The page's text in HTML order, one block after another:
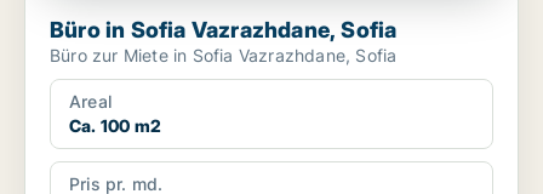
Büro in Sofia Vazrazhdane, Sofia
Büro zur Miete in Sofia Vazrazhdane, Sofia
Areal
Ca. 100 m2
Pris pr. md.